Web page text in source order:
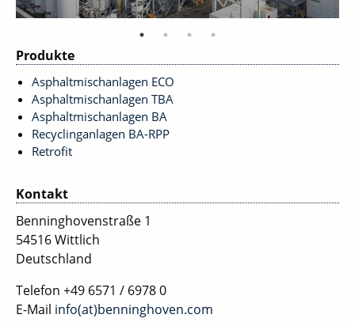
Produkte
Asphaltmischanlagen ECO
Asphaltmischanlagen TBA
Asphaltmischanlagen BA
Recyclinganlagen BA-RPP
Retrofit
Kontakt
Benninghovenstraße 1
54516 Wittlich
Deutschland
Telefon +49 6571 / 6978 0
E-Mail info(at)benninghoven.com